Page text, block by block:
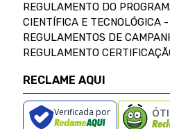
REGULAMENTO DO
CIENTÍFICA E TECNOLÓGICA
REGULAMENTOS DE
REGULAMENTO
RECLAME AQUI
Verificada por